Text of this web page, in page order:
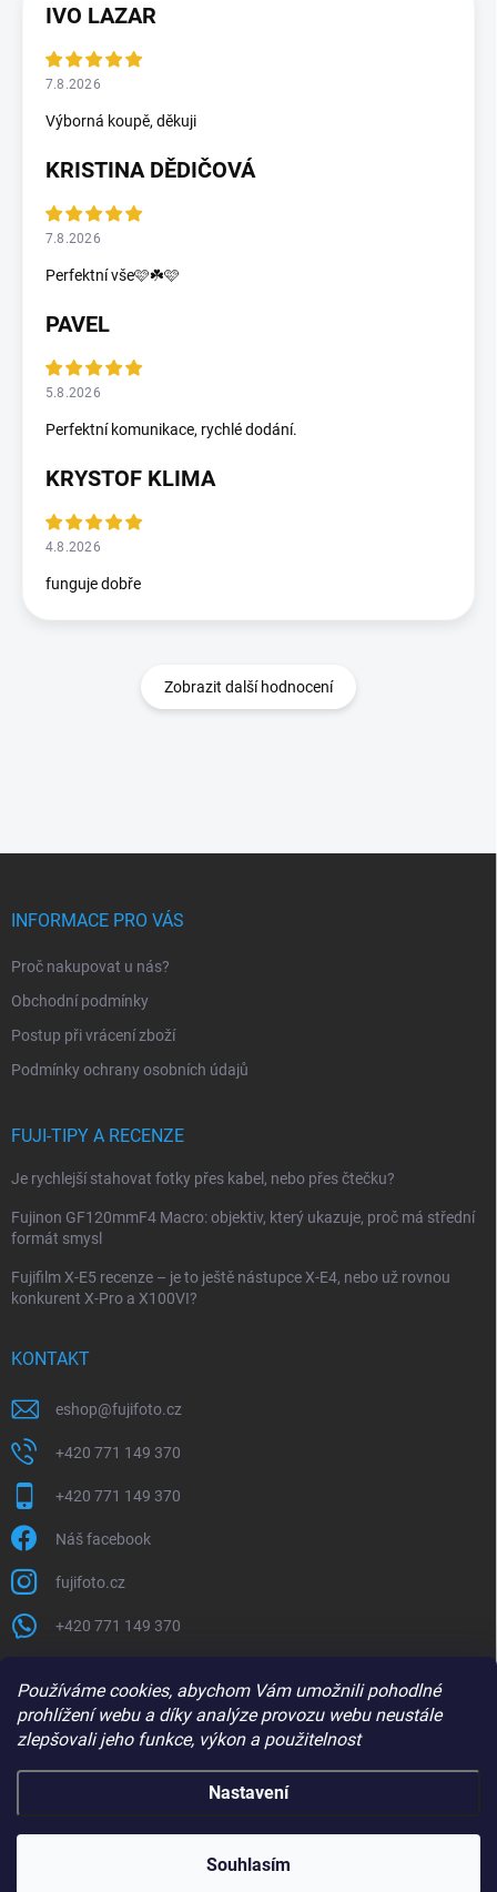
Používáme cookies, abychom Vám umožnili pohodlné
prohlížení webu a díky analýze provozu webu neustále
zlepšovali jeho funkce, výkon a použitelnost
Nastavení
Souhlasím
IVO LAZAR
7.8.2026
Výborná koupě, děkuji
KRISTINA DĚDIČOVÁ
7.8.2026
Perfektní vše🩷☘️🩷
PAVEL
5.8.2026
Perfektní komunikace, rychlé dodání.
KRYSTOF KLIMA
4.8.2026
funguje dobře
Zobrazit další hodnocení
INFORMACE PRO VÁS
Proč nakupovat u nás?
Obchodní podmínky
Postup při vrácení zboží
Podmínky ochrany osobních údajů
FUJI-TIPY A RECENZE
Je rychlejší stahovat fotky přes kabel, nebo přes čtečku?
Fujinon GF120mmF4 Macro: objektiv, který ukazuje, proč má střední
formát smysl
Fujifilm X-E5 recenze – je to ještě nástupce X-E4, nebo už rovnou
konkurent X-Pro a X100VI?
KONTAKT
eshop@fujifoto.cz
+420 771 149 370
+420 771 149 370
Náš facebook
fujifoto.cz
+420 771 149 370
PŘIJÍMÁME ONLINE PLATBY
FUJIFOTO.CZ . Všechna práva vyhrazena.